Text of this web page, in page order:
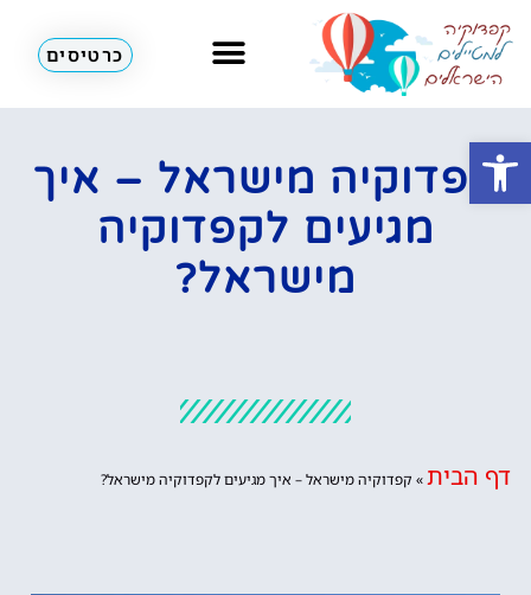
כרטיסים
קפדוקיה מישראל – איך
מגיעים לקפדוקיה
מישראל?
דף הבית» קפדוקיה מישראל – איך מגיעים לקפדוקיה מישראל?
פתח סרגל נגישות